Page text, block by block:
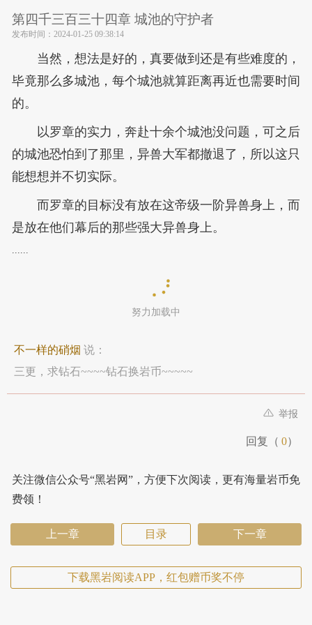
第四千三百三十四章 城池的守护者
发布时间： 2024-01-25 09:38:14
当然，想法是好的，真要做到还是有些难度的，
毕竟那么多城池，每个城池就算距离再近也需要时间
的。
以罗章的实力，奔赴十余个城池没问题，可之后
的城池恐怕到了那里，异兽大军都撤退了，所以这只
能想想并不切实际。
而罗章的目标没有放在这帝级一阶异兽身上，而
是放在他们幕后的那些强大异兽身上。
......
努力加载中
不一样的硝烟 说：
三更，求钻石~~~~钻石换岩币~~~~~
举报
回复（ 0）
关注微信公众号“黑岩网”，方便下次阅读，更有海量岩币免
费领！
上一章 目录 下一章
下载黑岩阅读APP，红包赠币奖不停